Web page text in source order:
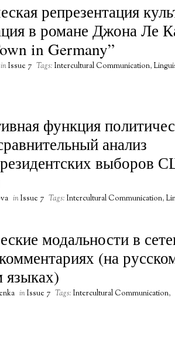
репрезентация
в романе Джона Ле
in Germany”
inIssue 7 Tags: Intercultural Communication,
функция
анализ
выборов
inIssue 7 Tags: Intercultural Communication,
модальности в
(на
языках)
inIssue 7 Tags: Intercultural Communication,